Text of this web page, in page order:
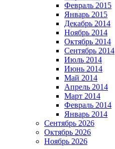
Февраль 2015
Январь 2015
Декабрь 2014
Ноябрь 2014
Октябрь 2014
Сентябрь 2014
Июль 2014
Июнь 2014
Май 2014
Апрель 2014
Март 2014
Февраль 2014
Январь 2014
Сентябрь 2026
Октябрь 2026
Ноябрь 2026